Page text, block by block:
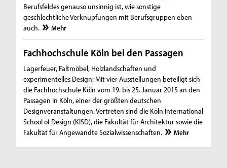
Berufsfeldes genauso unsinnig ist, wie sonstige
geschlechtliche Verknüpfungen mit Berufsgruppen eben
auch.
Mehr
Fachhochschule Köln bei den Passagen
Lagerfeuer, Faltmöbel, Holzlandschaften und
experimentelles Design: Mit vier Ausstellungen beteiligt sich
die Fachhochschule Köln vom 19. bis 25. Januar 2015 an den
Passagen in Köln, einer der größten deutschen
Designveranstaltungen. Vertreten sind die Köln International
School of Design (KISD), die Fakultät für Architektur sowie die
Fakultät für Angewandte Sozialwissenschaften.
Mehr